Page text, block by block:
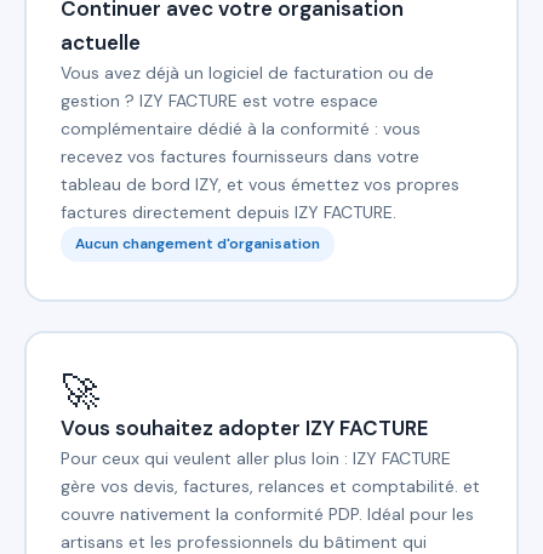
Continuer avec votre organisation
actuelle
Vous avez déjà un logiciel de facturation ou de
gestion ? IZY FACTURE est votre espace
complémentaire dédié à la conformité : vous
recevez vos factures fournisseurs dans votre
tableau de bord IZY, et vous émettez vos propres
factures directement depuis IZY FACTURE.
Aucun changement d'organisation
🚀
Vous souhaitez adopter IZY FACTURE
Pour ceux qui veulent aller plus loin : IZY FACTURE
gère vos devis, factures, relances et comptabilité. et
couvre nativement la conformité PDP. Idéal pour les
artisans et les professionnels du bâtiment qui